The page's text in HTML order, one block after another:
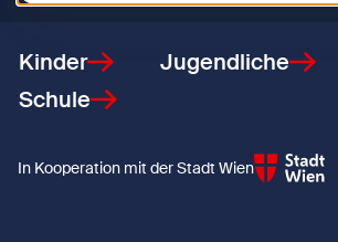
Kinder Jugendliche
Schule
In Kooperation mit der Stadt Wien